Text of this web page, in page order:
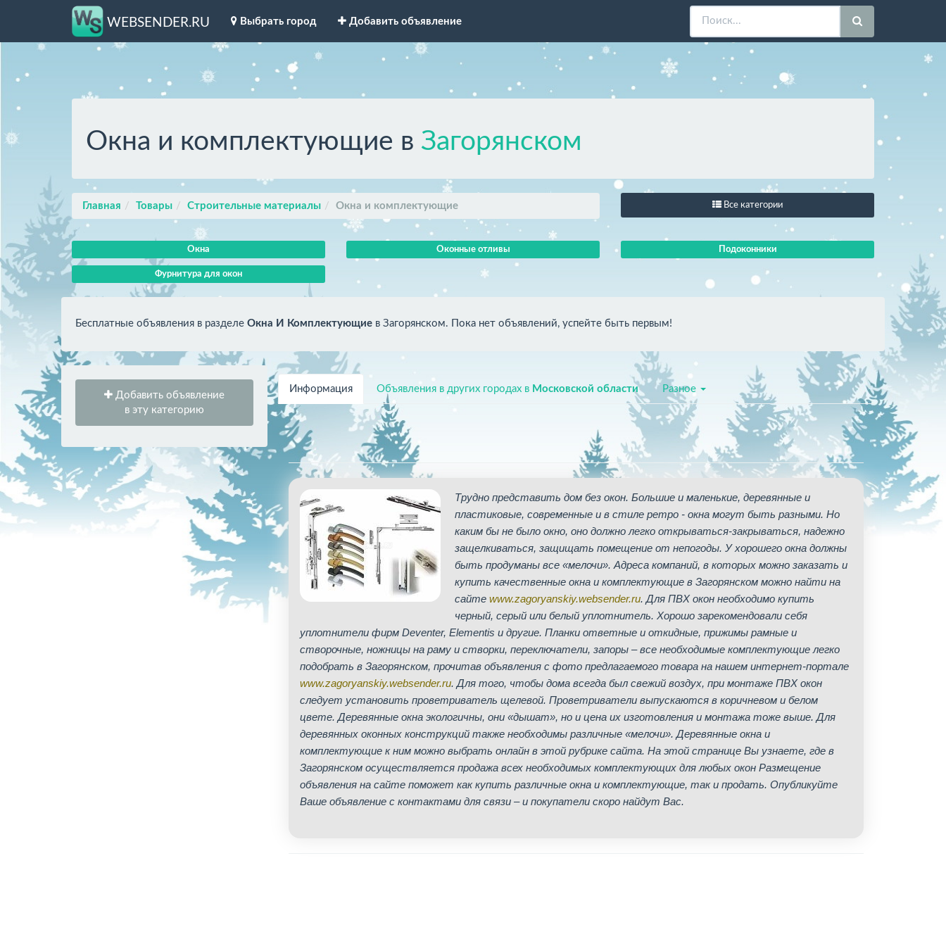
WEBSENDER.RU Выбрать город Добавить объявление
Окна и комплектующие в Загорянском
Главная Товары Строительные материалы Окна и комплектующие Все категории
Окна Оконные отливы Подоконники
Фурнитура для окон
Бесплатные объявления в разделе Окна И Комплектующие в Загорянском. Пока нет объявлений, успейте быть первым!
Добавить объявление
в эту категорию
Информация Объявления в других городах в Московской области Разное
Трудно представить дом без окон. Большие и маленькие, деревянные и
пластиковые, современные и в стиле ретро - окна могут быть разными. Но
каким бы не было окно, оно должно легко открываться-закрываться, надежно
защелкиваться, защищать помещение от непогоды. У хорошего окна должны
быть продуманы все «мелочи». Адреса компаний, в которых можно заказать и
купить качественные окна и комплектующие в Загорянском можно найти на
сайтеwww.zagoryanskiy.websender.ru. Для ПВХ окон необходимо купить
черный, серый или белый уплотнитель. Хорошо зарекомендовали себя
уплотнители фирм Deventer, Elementis и другие. Планки ответные и откидные, прижимы рамные и
створочные, ножницы на раму и створки, переключатели, запоры – все необходимые комплектующие легко
подобрать в Загорянском, прочитав объявления с фото предлагаемого товара на нашем интернет-портале
www.zagoryanskiy.websender.ru. Для того, чтобы дома всегда был свежий воздух, при монтаже ПВХ окон
следует установить проветриватель щелевой. Проветриватели выпускаются в коричневом и белом
цвете. Деревянные окна экологичны, они «дышат», но и цена их изготовления и монтажа тоже выше. Для
деревянных оконных конструкций также необходимы различные «мелочи». Деревянные окна и
комплектующие к ним можно выбрать онлайн в этой рубрике сайта. На этой странице Вы узнаете, где в
Загорянском осуществляется продажа всех необходимых комплектующих для любых окон Размещение
объявления на сайте поможет как купить различные окна и комплектующие, так и продать. Опубликуйте
Ваше объявление с контактами для связи – и покупатели скоро найдут Вас.